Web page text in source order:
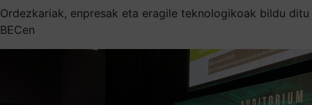
Ordezkariak, enpresak eta eragile teknologikoak bildu ditu
BECen